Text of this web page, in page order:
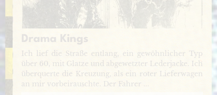
Drama Kings
Ich lief die Straße entlang, ein gewöhnlicher Typ
über 60, mit Glatze und abgewetzter Lederjacke. Ich
überquerte die Kreuzung, als ein roter Lieferwagen
an mir vorbeirauschte. Der Fahrer ...